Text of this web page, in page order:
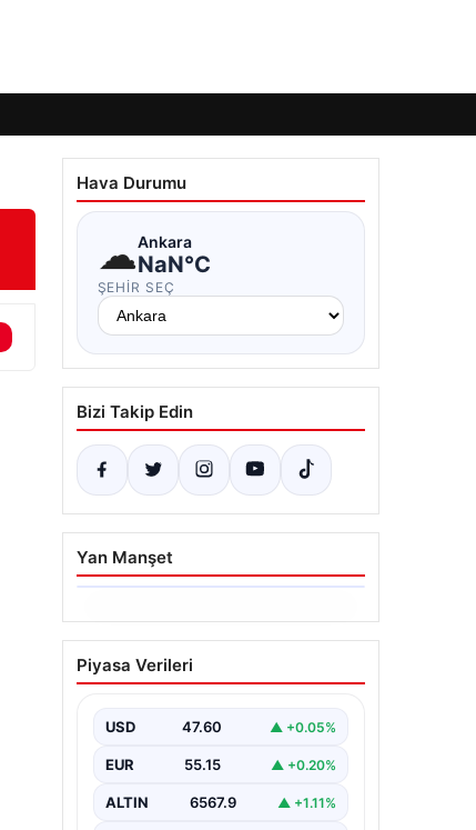
Hava Durumu
☁Ankara
NaN°C
ŞEHIR SEÇ
Bizi Takip Edin
Yan Manşet
05.08.2026
Yatırım araçlarının
haftalık performansı
{“title”: “Yatırım Araçlarının Haftalık
Bir haftalık zaman diliminde finans
Piyasa Verileri
USD 47.60 ▲ +0.05%
EUR 55.15 ▲ +0.20%
ALTIN 6567.9 ▲ +1.11%